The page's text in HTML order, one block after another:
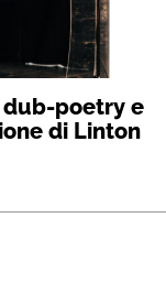
dub-poetry e
di Linton